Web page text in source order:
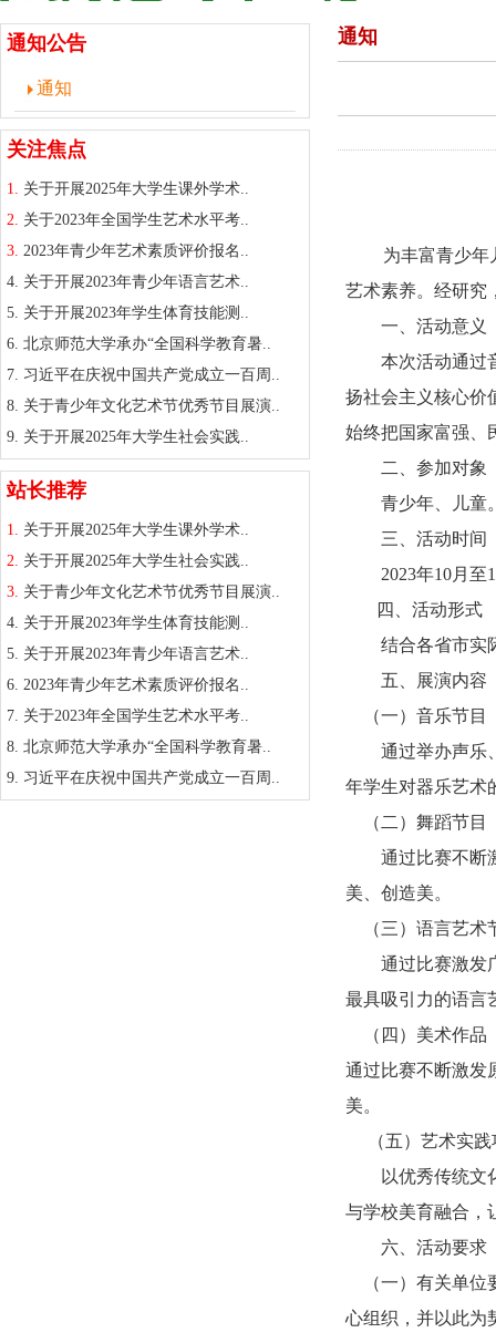
通知公告
通知
关注焦点
1. 关于开展2025年大学生课外学术..
2. 关于2023年全国学生艺术水平考..
3. 2023年青少年艺术素质评价报名..
4. 关于开展2023年青少年语言艺术..
5. 关于开展2023年学生体育技能测..
6. 北京师范大学承办“全国科学教育暑..
7. 习近平在庆祝中国共产党成立一百周..
8. 关于青少年文化艺术节优秀节目展演..
9. 关于开展2025年大学生社会实践..
站长推荐
1. 关于开展2025年大学生课外学术..
2. 关于开展2025年大学生社会实践..
3. 关于青少年文化艺术节优秀节目展演..
4. 关于开展2023年学生体育技能测..
5. 关于开展2023年青少年语言艺术..
6. 2023年青少年艺术素质评价报名..
7. 关于2023年全国学生艺术水平考..
8. 北京师范大学承办“全国科学教育暑..
9. 习近平在庆祝中国共产党成立一百周..
通知
为丰富青少年
艺术素养。经研究
一、活动意义
本次活动通过音
扬社会主义核心价
始终把国家富强、
二、参加对象
青少年、儿童
三、活动时间
2023年10月至
四、活动形式
结合各省市实际
五、展演内容
（一）音乐节目
通过举办声乐、
年学生对器乐艺术
（二）舞蹈节目
通过比赛不断激
美、创造美。
（三）语言艺术
通过比赛激发广
最具吸引力的语言
（四）美术作品
通过比赛不断激发
美。
（五）艺术实践
以优秀传统文化
与学校美育融合，
六、活动要求
（一）有关单位
心组织，并以此为